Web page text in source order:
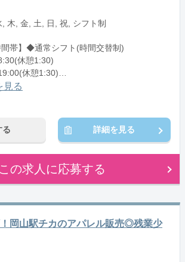
, 木, 金, 土, 日, 祝, シフト制
間帯】◆通常シフト(時間交替制)
休憩1:30)
休憩1:30)
休憩1:30)
見る
る 詳細を見る
この求人に応募する
岡山駅チカのアパレル販売◎残業少